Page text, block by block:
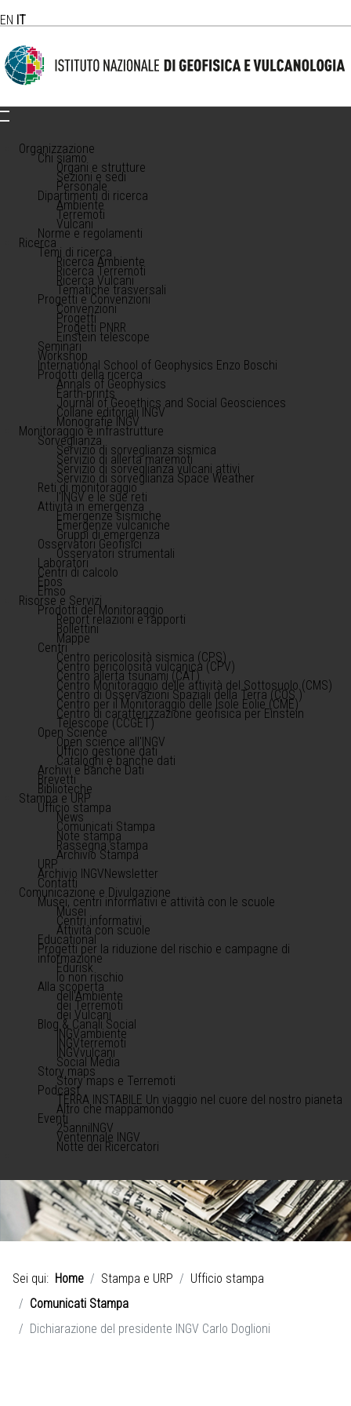
EN IT
Organizzazione
Chi siamo
Organi e strutture
Sezioni e sedi
Personale
Dipartimenti di ricerca
Ambiente
Terremoti
Vulcani
Norme e regolamenti
Ricerca
Temi di ricerca
Ricerca Ambiente
Ricerca Terremoti
Ricerca Vulcani
Tematiche trasversali
Progetti e Convenzioni
Convenzioni
Progetti
Progetti PNRR
Einstein telescope
Seminari
Workshop
International School of Geophysics Enzo Boschi
Prodotti della ricerca
Annals of Geophysics
Earth-prints
Journal of Geoethics and Social Geosciences
Collane editoriali INGV
Monografie INGV
Monitoraggio e infrastrutture
Sorveglianza
Servizio di sorveglianza sismica
Servizio di allerta maremoti
Servizio di sorveglianza vulcani attivi
Servizio di sorveglianza Space Weather
Reti di monitoraggio
l'INGV e le sue reti
Attività in emergenza
Emergenze sismiche
Emergenze vulcaniche
Gruppi di emergenza
Osservatori Geofisici
Osservatori strumentali
Laboratori
Centri di calcolo
Epos
Emso
Risorse e Servizi
Prodotti del Monitoraggio
Report relazioni e rapporti
Bollettini
Mappe
Centri
Centro pericolosità sismica (CPS)
Centro pericolosità vulcanica (CPV)
Centro allerta tsunami (CAT)
Centro Monitoraggio delle attività del Sottosuolo (CMS)
Centro di Osservazioni Spaziali della Terra (COS )
Centro per il Monitoraggio delle Isole Eolie (CME)
Centro di caratterizzazione geofisica per Einstein
Telescope (CCGET)
Open Science
Open science all'INGV
Ufficio gestione dati
Cataloghi e banche dati
Archivi e Banche Dati
Brevetti
Biblioteche
Stampa e URP
Ufficio stampa
News
Comunicati Stampa
Note stampa
Rassegna stampa
Archivio Stampa
URP
Archivio INGVNewsletter
Contatti
Comunicazione e Divulgazione
Musei, centri informativi e attività con le scuole
Musei
Centri informativi
Attività con scuole
Educational
Progetti per la riduzione del rischio e campagne di
informazione
Edurisk
Io non rischio
Alla scoperta
dell'Ambiente
dei Terremoti
dei Vulcani
Blog & Canali Social
INGVambiente
INGVterremoti
INGVvulcani
Social Media
Story maps
Story maps e Terremoti
Podcast
TERRA INSTABILE Un viaggio nel cuore del nostro pianeta
Altro che mappamondo
Eventi
25anniINGV
Ventennale INGV
Notte dei Ricercatori
Sei qui: Home Stampa e URP
Ufficio stampa
Comunicati Stampa
Dichiarazione del presidente INGV Carlo Doglioni